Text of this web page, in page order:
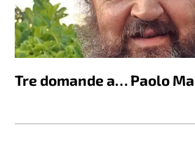
Tre domande a… Paolo